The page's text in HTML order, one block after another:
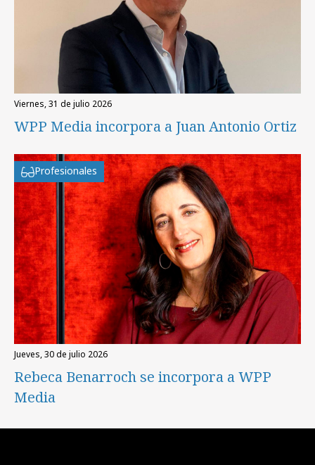
viernes, 31 de julio 2026
WPP Media incorpora a Juan Antonio Ortiz
Profesionales
jueves, 30 de julio 2026
Rebeca Benarroch se incorpora a WPP
Media